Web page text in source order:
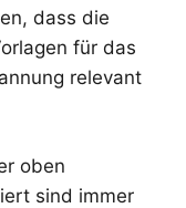
dass die
für das
relevant
oben
sind immer